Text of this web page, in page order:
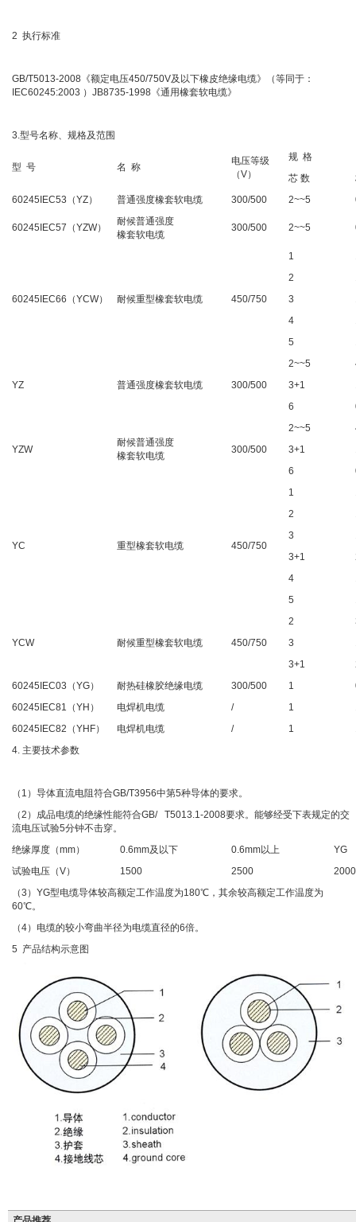
2 执行标准
GB/T5013-2008《额定电压450/750V及以下橡皮绝缘电缆》（等同于：
IEC60245:2003 ）JB8735-1998《通用橡套软电缆》
3.型号名称、规格及范围
型 号 名 称
电压等级
（V）
规 格
芯 数
60245IEC53（YZ）
普通强度橡套软电缆 300/500 2~~5
60245IEC57（YZW）
耐候普通强度
橡套软电缆
300/500 2~~5
60245IEC66（YCW） 耐候重型橡套软电缆 450/750
1
2
3
4
5
YZ 普通强度橡套软电缆 300/500
2~~5
3+1
6
YZW
耐候普通强度
橡套软电缆
300/500
2~~5
3+1
6
YC 重型橡套软电缆 450/750
1
2
3
3+1
4
5
YCW 耐候重型橡套软电缆 450/750
2
3
3+1
60245IEC03（YG）
耐热硅橡胶绝缘电缆 300/500 1
60245IEC81（YH）
电焊机电缆 / 1
60245IEC82（YHF）
电焊机电缆 / 1
4. 主要技术参数
（1）导体直流电阻符合GB/T3956中第5种导体的要求。
（2）成品电缆的绝缘性能符合GB/ T5013.1-2008要求。能够经受下表规定的交
流电压试验5分钟不击穿。
绝缘厚度（mm）
0.6mm及以下 0.6mm以上
YG
试验电压（V）
1500 2500
2000
（3）YG型电缆导体较高额定工作温度为180℃，其余较高额定工作温度为
60℃。
（4）电缆的较小弯曲半径为电缆直径的6倍。
5 产品结构示意图